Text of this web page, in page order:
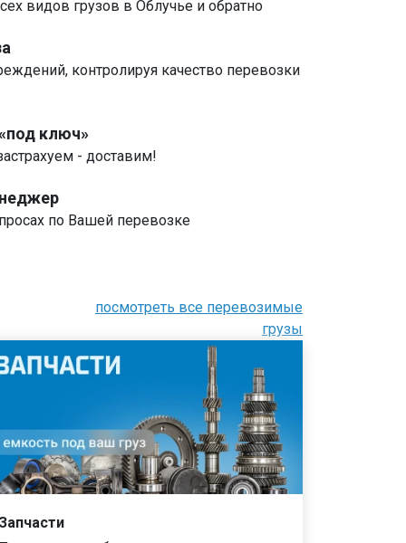
видов грузов в Облучье и обратно
контролируя качество перевозки
ключ»
- доставим!
по Вашей перевозке
посмотреть все перевозимые
грузы